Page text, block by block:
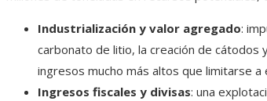
Industrialización y valor agregado:
carbonato de litio, la creación de cátodos
ingresos mucho más altos que limitarse
Ingresos fiscales y divisas: una